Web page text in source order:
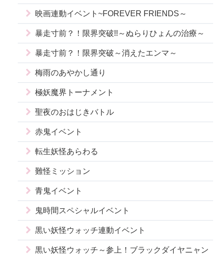
映画連動イベント~FOREVER FRIENDS～
暴走寸前？！限界突破!!～ぬらりひょんの治療～
暴走寸前？！限界突破～消えたエンマ～
梅雨のあやかし通り
極妖魔界トーナメント
聖夜のおはじきバトル
赤鬼イベント
転生妖怪あらわる
難怪ミッション
青鬼イベント
鬼時間スペシャルイベント
黒い妖怪ウォッチ連動イベント
黒い妖怪ウォッチ～参上！ブラックダイヤニャン